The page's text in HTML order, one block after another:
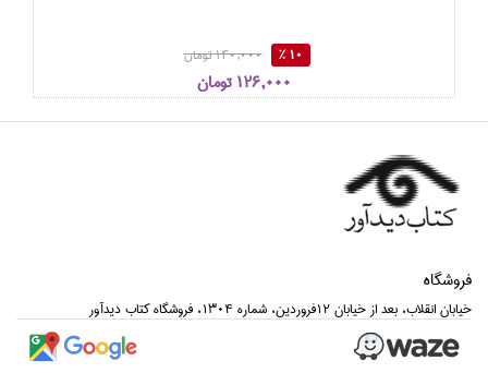
10 % 140,000 تومان
126,000 تومان
فروشگاه
خيابان انقلاب، بعد از خيابان 12فروردين، شماره 1304، فروشگاه كتاب ديدآور